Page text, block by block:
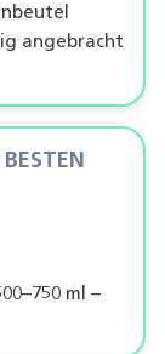
angebracht
ml –